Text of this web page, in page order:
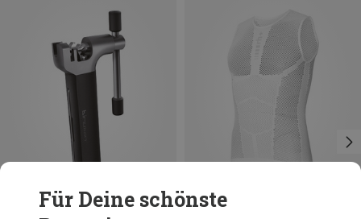
Für Deine schönste